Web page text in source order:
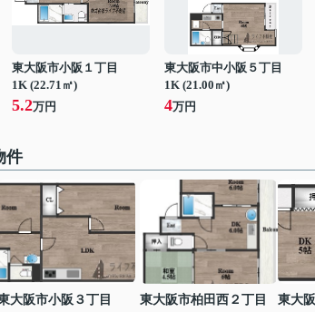
東大阪市小阪１丁目
1K (22.71㎡)
5.2万円
東大阪市中小阪５丁目
1K (21.00㎡)
4万円
件
大阪市小阪３丁目
東大阪市柏田西２丁目
東大